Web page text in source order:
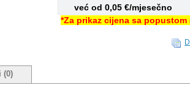
već od 0,05 €/mjesečno
*Za prikaz cijena sa
(0)